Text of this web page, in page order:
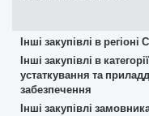
Інші закупівлі в
Інші закупівлі в
устаткування та
забезпечення
Інші закупівлі